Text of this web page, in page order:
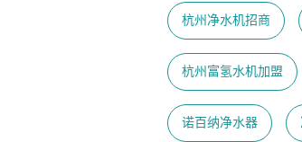
杭州净水机招商
杭州富氢水机加盟
诺百纳净水器